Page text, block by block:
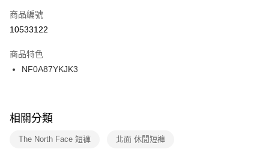
【「AFTEE先享後付」結帳流程】
１．於結帳方式選擇「AFTEE先享後付」後，將跳轉至「AFTEE先享後付」
２．訂單成立數日內，您將收到繳費通知簡訊。
３．收到繳費通知簡訊後14天內，點擊此簡訊中的連結，可透過四大超商／
ATM／網路銀行／等多元方式進行付款，方視為交易完成。
※ 交易是否成功請以「AFTEE先享後付 」之結帳頁面顯示為準，若有關於
是否繳費成功／繳費後需取消欲退款等相關疑問，請聯繫「AFTEE先享後付
客戶支援中心」https://netprotections.freshdesk.com/support/home
宅配
每筆NT$100，滿NT$1,500(含以上)免運費
付款後門市自取
每筆NT$100，滿NT$1,500(含以上)免運費
商品編號
10533122
商品特色
NF0A87YKJK3
相關分類
The North Face 短褲 北面 休閒短褲